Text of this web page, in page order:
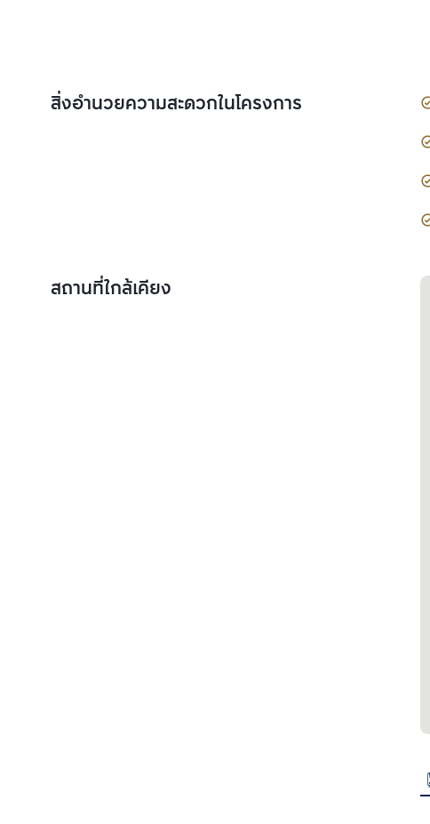
สิ่งอำนวยความสะดวกในโครงการ
สถานที่ใกล้เคียง